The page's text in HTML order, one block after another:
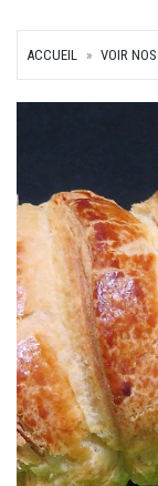
ACCUEIL VOIR